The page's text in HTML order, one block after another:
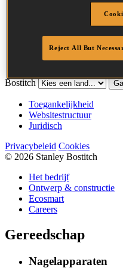
Afwerking
Standaard
Hoeveelheid per
box
24000
Bostitch
Toegankelijkheid
Websitestructuur
Juridisch
Privacybeleid Cookies
© 2026 Stanley Bostitch
Het bedrijf
Ontwerp & constructie
Ecosmart
Careers
Gereedschap
Nagelapparaten
Reject All But